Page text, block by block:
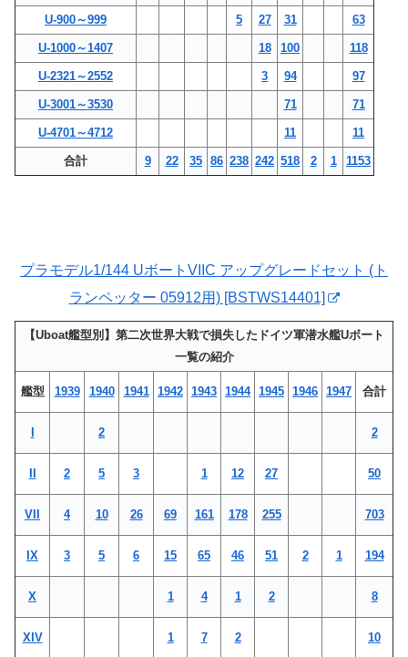
U-900～999 5 27 31 63
U-1000～1407 18 100 118
U-2321～2552 3 94 97
U-3001～3530 71 71
U-4701～4712 11 11
合計 9 22 35 86 238 242 518 2 1 1153
プラモデル1/144 UボートVIIC アップグレードセット (ト
ランペッター 05912用) [BSTWS14401]
【Uboat艦型別】第二次世界大戦で損失したドイツ軍潜水艦Uボート
一覧の紹介
艦型 1939 1940 1941 1942 1943 1944 1945 1946 1947 合計
I 2 2
II 2 5 3 1 12 27 50
VII 4 10 26 69 161 178 255 703
IX 3 5 6 15 65 46 51 2 1 194
X 1 4 1 2 8
XIV 1 7 2 10